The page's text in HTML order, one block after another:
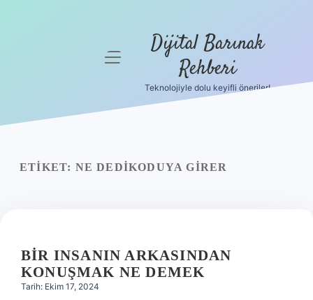
menüyü
Dijital Barınak
Rehberi
Teknolojiyle dolu keyifli öneriler!
ETIKET: NE DEDIKODUYA GIRER
BIR INSANIN ARKASINDAN
KONUŞMAK NE DEMEK
Tarih: Ekim 17, 2024